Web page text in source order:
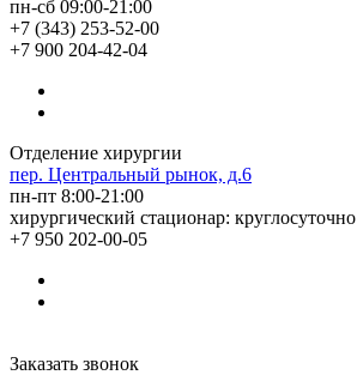
пн-сб 09:00-21:00
+7 (343) 253-52-00
+7 900 204-42-04
Отделение хирургии
пер. Центральный рынок, д.6
пн-пт 8:00-21:00
хирургический стационар: круглосуточно
+7 950 202-00-05
Заказать звонок